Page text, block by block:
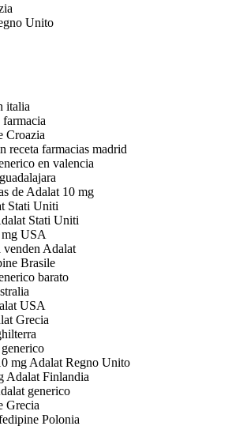
Unito
italia
Croazia
receta farmacias madrid
en valencia
de Adalat 10 mg
Stati Uniti
Stati Uniti
USA
venden Adalat
Brasile
barato
USA
Grecia
mg Adalat Regno Unito
Adalat Finlandia
generico
Grecia
Polonia